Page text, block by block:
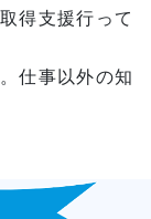
得支援行って
仕事以外の知